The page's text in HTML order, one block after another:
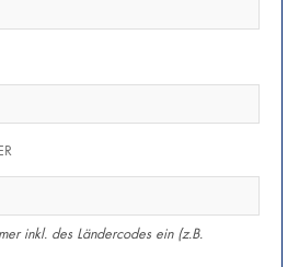
inkl. des Ländercodes ein (z.B.